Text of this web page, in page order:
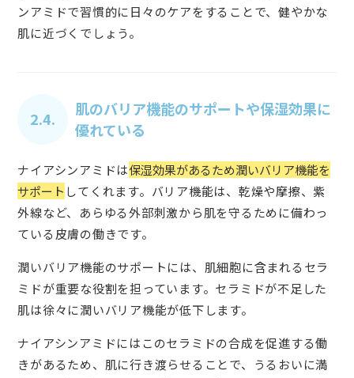
ンアミドで習慣的に日々のケアをすることで、健やかな
肌に近づくでしょう。
2.4.
肌のバリア機能のサポートや保湿効果に
優れている
ナイアシンアミドは保湿効果があるため潤いバリア機能を
サポート してくれます。バリア機能は、乾燥や摩擦、紫
外線など、あらゆる外部刺激から肌を守るために備わっ
ている皮膚の働きです。
潤いバリア機能のサポートには、肌細胞に含まれるセラ
ミドが重要な役割を担っています。セラミドが不足した
肌は徐々に潤いバリア機能が低下します。
ナイアシンアミドにはこのセラミドの合成を促進する働
きがあるため、肌に行き渡らせることで、うるおいに満